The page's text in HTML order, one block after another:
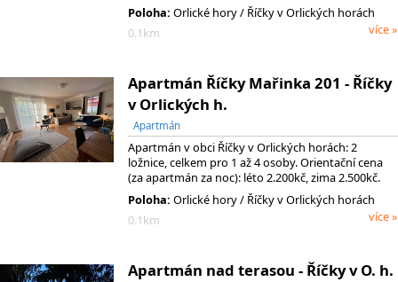
Poloha: Orlické hory / Říčky v Orlických horách
0.1km
více »
Apartmán Říčky Mařinka 201 - Říčky
v Orlických h.
Apartmán
Apartmán v obci Říčky v Orlických horách: 2
ložnice, celkem pro 1 až 4 osoby. Orientační cena
(za apartmán za noc): léto 2.200kč, zima 2.500kč.
Poloha: Orlické hory / Říčky v Orlických horách
0.1km
více »
Apartmán nad terasou - Říčky v O. h.